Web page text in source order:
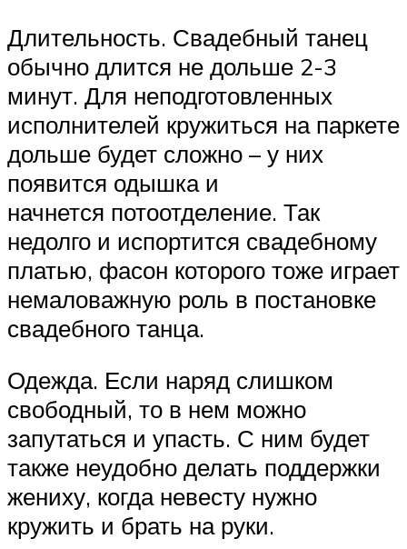
Длительность. Свадебный танец
обычно длится не дольше 2-3
минут. Для неподготовленных
исполнителей кружиться на паркете
дольше будет сложно – у них
появится одышка и
начнется потоотделение. Так
недолго и испортится свадебному
платью, фасон которого тоже играет
немаловажную роль в постановке
свадебного танца.
Одежда. Если наряд слишком
свободный, то в нем можно
запутаться и упасть. С ним будет
также неудобно делать поддержки
жениху, когда невесту нужно
кружить и брать на руки.